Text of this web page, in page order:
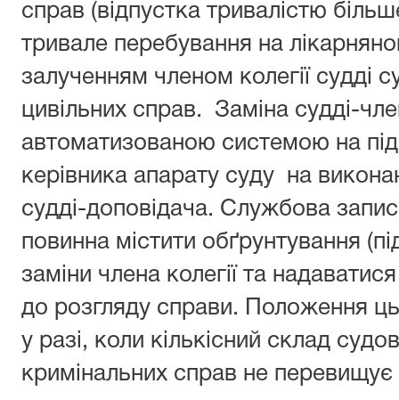
справ (відпустка тривалістю
тривале перебування на
залученням членом колегії судді
цивільних справ. Заміна судді-
автоматизованою системою на
керівника апарату суду на
судді-доповідача. Службова
повинна містити обґрунтування
заміни члена колегії та
до розгляду справи. Положення
у разі, коли кількісний склад
кримінальних справ не перевищує